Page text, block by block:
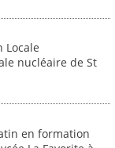
Locale
nucléaire de St
en formation